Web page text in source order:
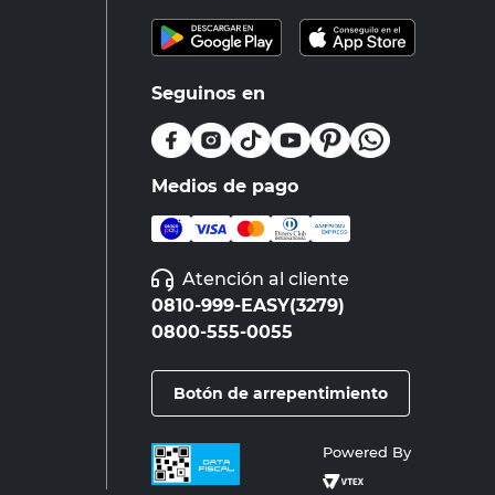
Seguinos en
Medios de pago
Atención al cliente
0810-999-EASY(3279)
0800-555-0055
Botón de arrepentimiento
Powered By